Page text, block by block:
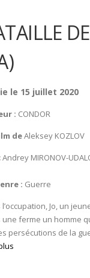
le 15 juillet 2020
: CONDOR
deAleksey KOZLOV
Andrey MIRONOV-
: Guerre
l’occupation, Jo, un
une ferme un homme
persécutions de la